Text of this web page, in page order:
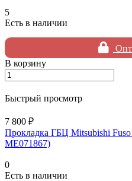
5
Есть в наличии
В корзину
Быстрый просмотр
7 800 ₽
Прокладка ГБЦ Mitsubishi
ME071867)
0
Есть в наличии